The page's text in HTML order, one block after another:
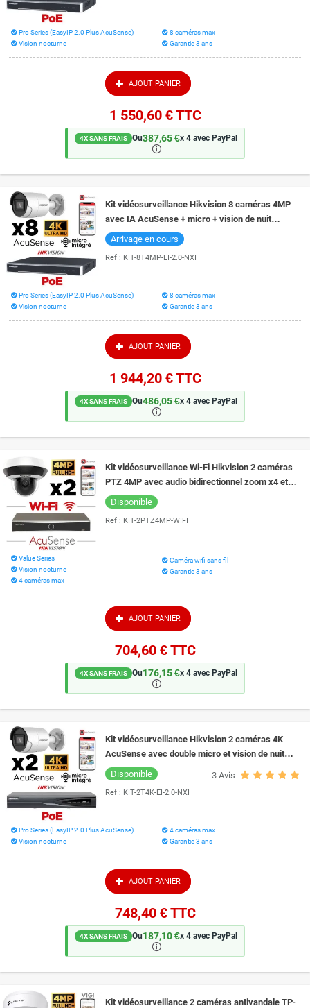
Pro Series (EasyIP 2.0 Plus AcuSense)
Vision nocturne
8 caméras max
Garantie 3 ans
AJOUT PANIER
1 550,60 €TTC
4X SANS FRAIS Ou387,65 €x 4 avec PayPal
🛈
Kit vidéosurveillance Hikvision 8 caméras 4MP
avec IA AcuSense + micro + vision de nuit
couleur 40 mètres
Arrivage en cours
Ref : KIT-8T4MP-EI-2.0-NXI
Pro Series (EasyIP 2.0 Plus AcuSense)
Vision nocturne
8 caméras max
Garantie 3 ans
AJOUT PANIER
1 944,20 €TTC
4X SANS FRAIS Ou486,05 €x 4 avec PayPal
🛈
Kit vidéosurveillance Wi-Fi Hikvision 2 caméras
PTZ 4MP avec audio bidirectionnel zoom x4 et
vision de nuit 20 m EXIR 2.0
Disponible
Ref : KIT-2PTZ4MP-WIFI
Value Series
Vision nocturne
4 caméras max
Caméra wifi sans fil
Garantie 3 ans
AJOUT PANIER
704,60 €TTC
4X SANS FRAIS Ou176,15 €x 4 avec PayPal
🛈
Kit vidéosurveillance Hikvision 2 caméras 4K
AcuSense avec double micro et vision de nuit
couleur Smart Hybrid Light 40 mètres
3Avis
Disponible
Ref : KIT-2T4K-EI-2.0-NXI
Pro Series (EasyIP 2.0 Plus AcuSense)
Vision nocturne
4 caméras max
Garantie 3 ans
AJOUT PANIER
748,40 €TTC
4X SANS FRAIS Ou187,10 €x 4 avec PayPal
🛈
Kit vidéosurveillance 2 caméras antivandale TP-